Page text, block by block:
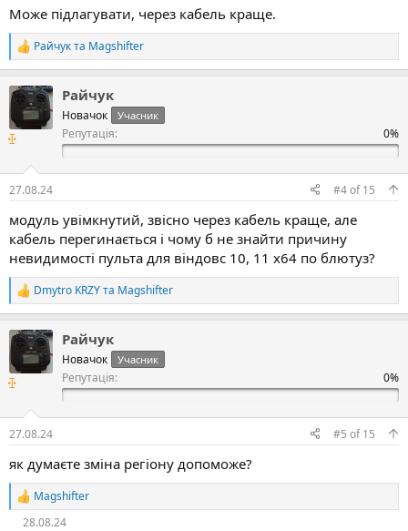
Може підлагувати, через кабель краще.
Р
е
к
і
ї
Райчукта Magshifter
Райчук
Новачок Учасник
Репутація:
27.08.24 #4of15
модуль увімкнутий, звісно через кабель краще, але
кабель перегинається і чому б не знайти причину
невидимості пульта для віндовс 10, 11 x64 по блютуз?
Р
е
к
і
ї
Dmytro KRZYта Magshifter
Райчук
Новачок Учасник
Репутація:
27.08.24 #5 of15
як думаєте зміна регіону допоможе?
Р
Magshifter
28.08.24